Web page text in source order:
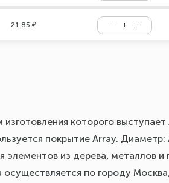
21.85 ₽
которого выступает
покрытие Array. Диаметр:
из дерева, металлов и
по городу